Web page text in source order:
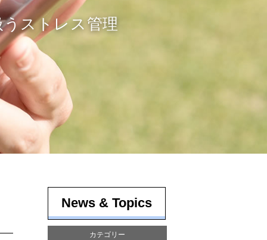
ストレス管理
News & Topics
カテゴリー